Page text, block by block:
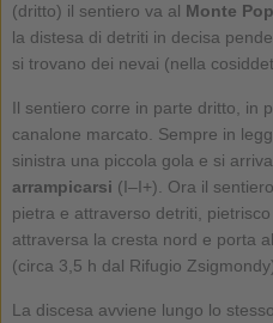
(dritto) il sentiero va al Monte
la distesa di detriti in decisa
si trovano dei nevai (nella
Il sentiero corre in parte dritto, in
canalone marcato. Sempre in
sinistra una piccola gola e si
arrampicarsi (I–I+). Ora il
pietra e attraverso detriti,
attraversa la cresta nord e porta
(circa 3,5 h dal Rifugio
La discesa avviene lungo lo